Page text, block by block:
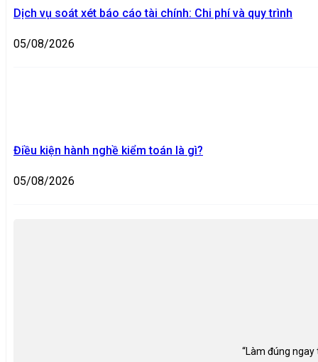
Dịch vụ soát xét báo cáo tài chính: Chi phí và quy trình
05/08/2026
Điều kiện hành nghề kiểm toán là gì?
05/08/2026
“Làm đúng